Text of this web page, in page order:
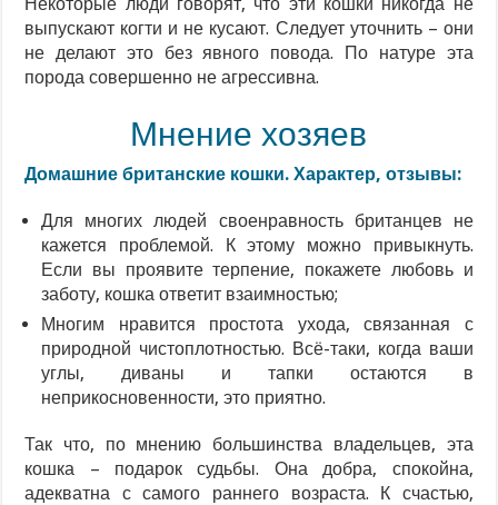
выпускают когти и не кусают. Следует уточнить – они
не делают это без явного повода. По натуре эта
порода совершенно не агрессивна.
Мнение хозяев
Домашние британские кошки. Характер, отзывы:
Для многих людей своенравность британцев не
кажется проблемой. К этому можно привыкнуть.
Если вы проявите терпение, покажете любовь и
заботу, кошка ответит взаимностью;
Многим нравится простота ухода, связанная с
природной чистоплотностью. Всё-таки, когда ваши
углы, диваны и тапки остаются в
неприкосновенности, это приятно.
Так что, по мнению большинства владельцев, эта
кошка – подарок судьбы. Она добра, спокойна,
адекватна с самого раннего возраста. К счастью,